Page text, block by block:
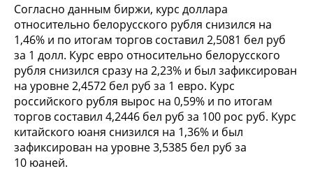
Согласно данным биржи, курс доллара
относительно белорусского рубля снизился на
1,46% и по итогам торгов составил 2,5081 бел руб
за 1 долл. Курс евро относительно белорусского
рубля снизился сразу на 2,23% и был зафиксирован
на уровне 2,4572 бел руб за 1 евро. Курс
российского рубля вырос на 0,59% и по итогам
торгов составил 4,2446 бел руб за 100 рос руб. Курс
китайского юаня снизился на 1,36% и был
зафиксирован на уровне 3,5385 бел руб за
10 юаней.